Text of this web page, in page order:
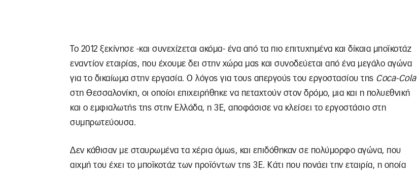
Το 2012 ξεκίνησε -και συνεχίζεται ακόμα- ένα από τα πιο επιτυχημένα και δίκαια μποϊκοτάζ
εναντίον εταιρίας, που έχουμε δει στην χώρα μας και συνοδεύεται από ένα μεγάλο αγώνα
για το δικαίωμα στην εργασία. Ο λόγος για τους απεργούς του εργοστασίου της Coca-Cola
στη Θεσσαλονίκη, οι οποίοι επιχειρήθηκε να πεταχτούν στον δρόμο, μια και η πολυεθνική
και ο εμφιαλωτής της στην Ελλάδα, η 3Ε, αποφάσισε να κλείσει το εργοστάσιο στη
συμπρωτεύουσα.
Δεν κάθισαν με σταυρωμένα τα χέρια όμως, και επιδόθηκαν σε πολύμορφο αγώνα, που
αιχμή του έχει το μποϊκοτάζ των προϊόντων της 3Ε. Κάτι που πονάει την εταιρία, η οποία